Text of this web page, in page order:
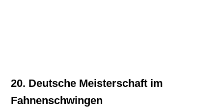
20. Deutsche Meisterschaft im
Fahnenschwingen